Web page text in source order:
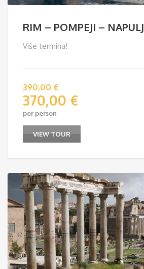
RIM – POMPEJI – NAPULJ
Više termina!
390,00€
370,00 €
per person
VIEW TOUR